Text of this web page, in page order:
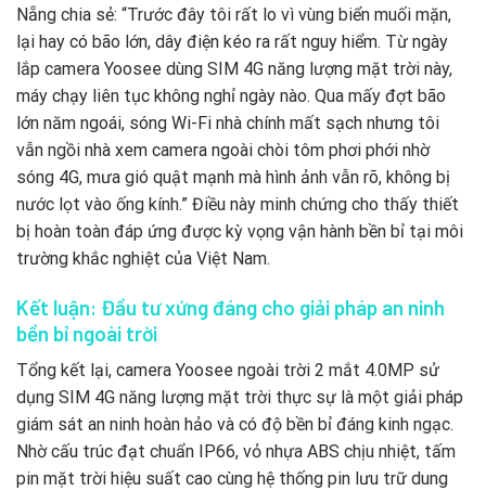
Nẵng chia sẻ: “Trước đây tôi rất lo vì vùng biển muối mặn,
lại hay có bão lớn, dây điện kéo ra rất nguy hiểm. Từ ngày
lắp camera Yoosee dùng SIM 4G năng lượng mặt trời này,
máy chạy liên tục không nghỉ ngày nào. Qua mấy đợt bão
lớn năm ngoái, sóng Wi-Fi nhà chính mất sạch nhưng tôi
vẫn ngồi nhà xem camera ngoài chòi tôm phơi phới nhờ
sóng 4G, mưa gió quật mạnh mà hình ảnh vẫn rõ, không bị
nước lọt vào ống kính.” Điều này minh chứng cho thấy thiết
bị hoàn toàn đáp ứng được kỳ vọng vận hành bền bỉ tại môi
trường khắc nghiệt của Việt Nam.
Kết luận: Đầu tư xứng đáng cho giải pháp an ninh
bền bỉ ngoài trời
Tổng kết lại, camera Yoosee ngoài trời 2 mắt 4.0MP sử
dụng SIM 4G năng lượng mặt trời thực sự là một giải pháp
giám sát an ninh hoàn hảo và có độ bền bỉ đáng kinh ngạc.
Nhờ cấu trúc đạt chuẩn IP66, vỏ nhựa ABS chịu nhiệt, tấm
pin mặt trời hiệu suất cao cùng hệ thống pin lưu trữ dung